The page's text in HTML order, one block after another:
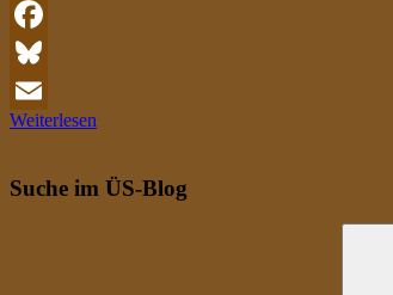
Facebook
Bluesky
Email
Weiterlesen
Suche im ÜS-Blog